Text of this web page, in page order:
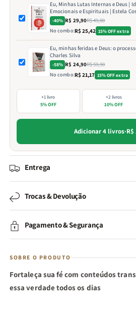
Eu, Minhas Lutas Internas e Deus |
Emocionais e Espirituais | Estela
-40% R$ 29,90R$ 49,80
No combo:R$ 25,42 15% OFF extra
Eu, minhas feridas e Deus: o
Charles Silva
-58% R$ 24,90R$ 59,90
No combo:R$ 21,17 15% OFF extra
+1 livro
5% OFF
+2 livros
10% OFF
Adicionar 4 livros·R$
Entrega
Trocas & Devolução
Pagamento & Segurança
SOBRE O PRODUTO
Fortaleça sua fé com conteúdos
essa verdade todos os dias